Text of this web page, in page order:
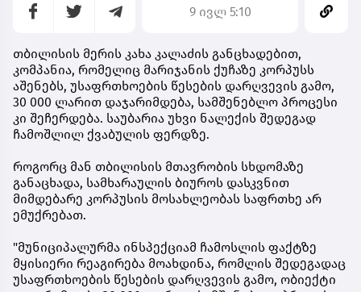
9 ივლ 5:10
თბილისის მერის კახა კალაძის განცხადებით,
კომპანია, რომელიც მარიჯანის ქუჩაზე კორპუსს
აშენებს, უსაფრთხოების წესების დარღვევის გამო,
30 000 ლარით დაჯარიმდება, სამშენებლო პროცესი
კი შეჩერდება. საუბარია უხვი ნალექის შედეგად
ჩამოშლილ ქვაბულის ფერდზე.
როგორც მან თბილისის მთავრობის სხდომაზე
განაცხადა, სამხარაულის ბიუროს დასკვნით
მიმდებარე კორპუსის მოსახლეობას საფრთხე არ
ემუქრებათ.
"მუნიციპალურმა ინსპექციამ ჩამოსლის ფაქტზე
მყისიერი რეაგირება მოახდინა, რომლის შედეგადაც
უსაფრთხოების წესების დარღვევის გამო, ობიექტი